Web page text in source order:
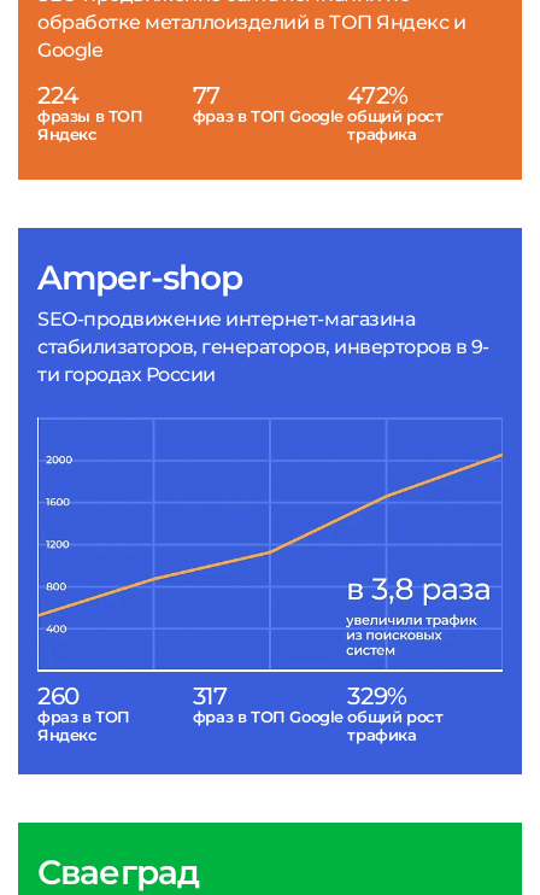
Amper-shop
SEO-продвижение интернет-магазина
стабилизаторов, генераторов, инверторов в 9-
ти городах России
260
фраз в ТОП
Яндекс
317
фраз в ТОП Google
329%
общий рост
трафика
обработке металлоизделий в ТОП Яндекс и
Google
224
фразы в ТОП
Яндекс
77
фраз в ТОП Google
472%
общий рост
трафика
Сваеград